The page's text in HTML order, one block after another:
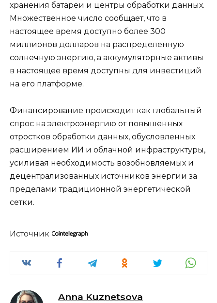
хранения батареи и центры обработки данных.
Множественное число сообщает, что в
настоящее время доступно более 300
миллионов долларов на распределенную
солнечную энергию, а аккумуляторные активы
в настоящее время доступны для инвестиций
на его платформе.
Финансирование происходит как глобальный
спрос на электроэнергию от повышенных
отростков обработки данных, обусловленных
расширением ИИ и облачной инфраструктуры,
усиливая необходимость возобновляемых и
децентрализованных источников энергии за
пределами традиционной энергетической
сетки.
Источник
Anna Kuznetsova